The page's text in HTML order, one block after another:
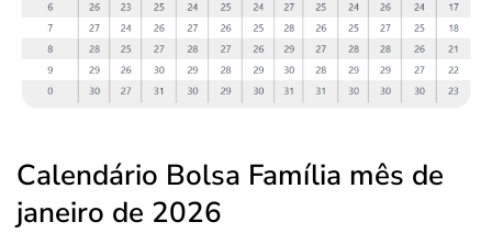
Calendário Bolsa Família mês de
janeiro de 2026